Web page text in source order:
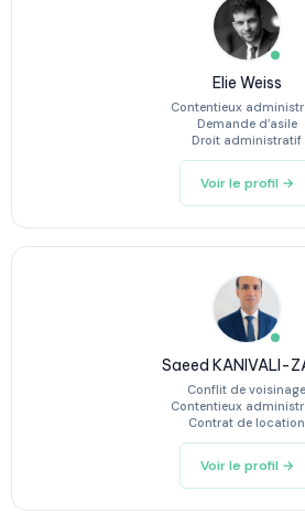
Elie Weiss
Contentieux
Demande d’asile
Droit administratif
Voir le profil →
Saeed KANIVALI-
Conflit de voisinage
Contentieux
Contrat de location
Voir le profil →